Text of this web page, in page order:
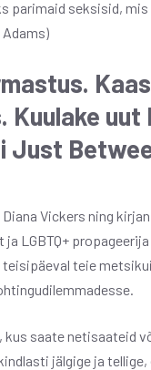
parimaid seksisid, mis
Kuulake uut
Just
Vickers ning
ja LGBTQ+
teisipäeval teie
kus saate netisaateid
jälgige ja